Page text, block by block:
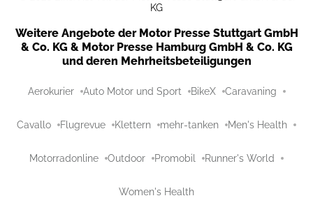
KG
Weitere Angebote der Motor Presse Stuttgart GmbH
& Co. KG & Motor Presse Hamburg GmbH & Co. KG
und deren Mehrheitsbeteiligungen
Aerokurier Auto Motor und Sport BikeX Caravaning
Cavallo Flugrevue Klettern mehr-tanken Men's Health
Motorradonline Outdoor Promobil Runner's World
Women's Health